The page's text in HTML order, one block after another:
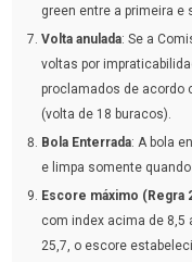
green entre a primeira e
Volta anulada: Se a
voltas por
proclamados de acordo
(volta de 18 buracos).
Bola Enterrada: A bola
e limpa somente
Escore máximo (Regra
com index acima de 8,5
25,7, o escore